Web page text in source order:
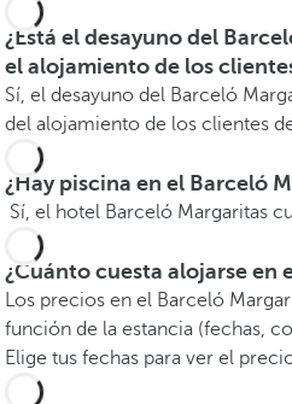
¿Está el desayuno del
el alojamiento de los
Sí, el desayuno del Barceló
del alojamiento de los clientes
¿Hay piscina en el Barceló
Sí, el hotel Barceló Margaritas
¿Cuánto cuesta alojarse en
Los precios en el Barceló
función de la estancia (fechas,
Elige tus fechas para ver el